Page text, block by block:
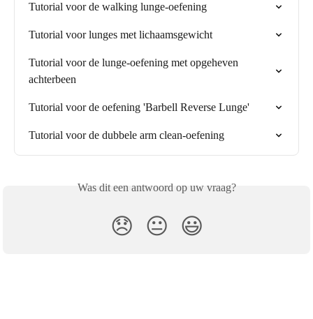
Tutorial voor de walking lunge-oefening
Tutorial voor lunges met lichaamsgewicht
Tutorial voor de lunge-oefening met opgeheven
achterbeen
Tutorial voor de oefening 'Barbell Reverse Lunge'
Tutorial voor de dubbele arm clean-oefening
Was dit een antwoord op uw vraag?
😞 😐 😃